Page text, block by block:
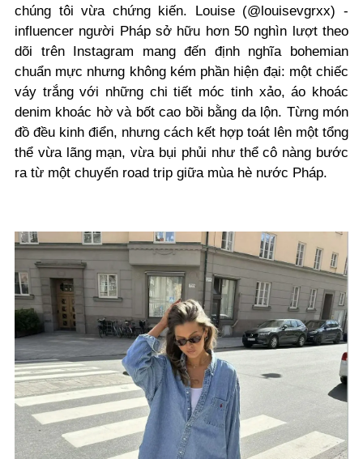
chúng tôi vừa chứng kiến. Louise (@louisevgrxx) -
influencer người Pháp sở hữu hơn 50 nghìn lượt theo
dõi trên Instagram mang đến định nghĩa bohemian
chuẩn mực nhưng không kém phần hiện đại: một chiếc
váy trắng với những chi tiết móc tinh xảo, áo khoác
denim khoác hờ và bốt cao bồi bằng da lộn. Từng món
đồ đều kinh điển, nhưng cách kết hợp toát lên một tổng
thể vừa lãng mạn, vừa bụi phủi như thể cô nàng bước
ra từ một chuyến road trip giữa mùa hè nước Pháp.